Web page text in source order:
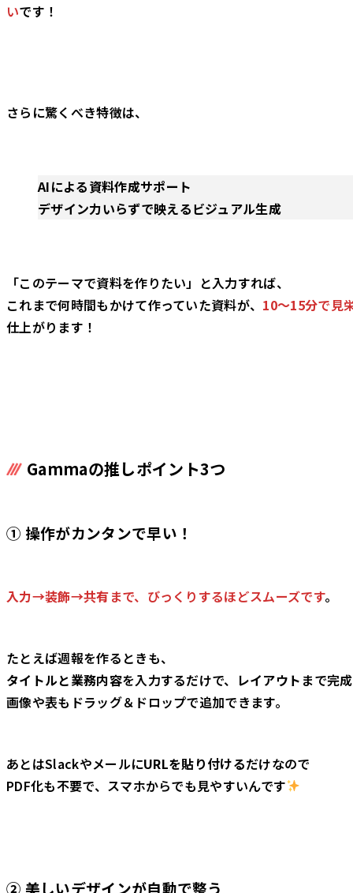
いです！
さらに驚くべき特徴は、
AIによる資料作成サポート
デザイン力いらずで映えるビジュアル生成
「このテーマで資料を作りたい」と入力すれば、
これまで何時間もかけて作っていた資料が、 10〜15分で見
仕上がります！
Gammaの推しポイント3つ
① 操作がカンタンで早い！
入力→装飾→共有まで、びっくりするほどスムーズです。
たとえば週報を作るときも、
タイトルと業務内容を入力するだけで、 レイアウト まで完
画像や表もドラッグ＆ドロップで追加できます。
あとはSlackやメールにURLを貼り付けるだけなので
PDF化も不要で、スマホからでも見やすいんです
② 美しいデザインが自動で整う